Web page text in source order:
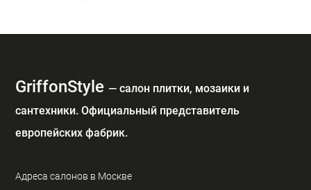
GriffonStyle — cалон плитки, мозаики и
сантехники. Официальный представитель
европейских фабрик.
Адреса салонов в Москве